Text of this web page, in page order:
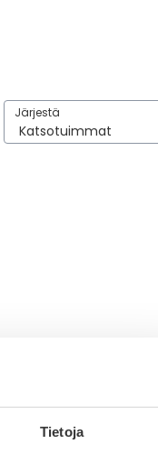
Tietoja
Järjestä
Järjestä